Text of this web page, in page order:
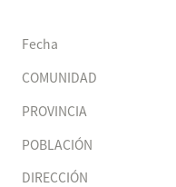
Fecha
COMUNIDAD
PROVINCIA
POBLACIÓN
DIRECCIÓN